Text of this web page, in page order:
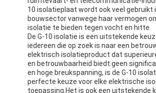
De Band van de doekbuis
Tweezijdige Plakband
HUISDIEREN Plakband
Het Afgietsel van de
10 isolatieplaat wordt ook veel gebruikt
bouwsector vanwege haar vermogen
isolatie te bieden tegen vocht en hitte.
De G-10 isolatie is een uitstekende
iedereen die op zoek is naar een
elektrisch isolatieproduct dat
en betrouwbaarheid biedt.geen
en hoge breukspanning, is de G-10
perfecte keuze voor elke elektrische
toepassing.Het is ook een uitstekende